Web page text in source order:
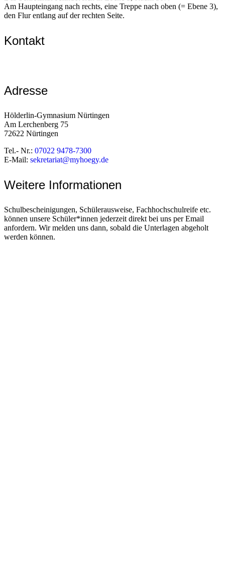
Am Haupteingang nach rechts, eine Treppe nach oben (= Ebene 3),
den Flur entlang auf der rechten Seite.
Kontakt
Adresse
Hölderlin-Gymnasium Nürtingen
Am Lerchenberg 75
72622 Nürtingen
Tel.- Nr.: 07022 9478-7300
E-Mail: sekretariat@myhoegy.de
Weitere Informationen
Schulbescheinigungen, Schülerausweise, Fachhochschulreife etc.
können unsere Schüler*innen jederzeit direkt bei uns per Email
anfordern. Wir melden uns dann, sobald die Unterlagen abgeholt
werden können.